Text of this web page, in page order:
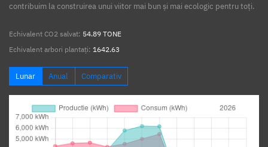
contribuim la construirea unui viitor mai bun și mai ecologic pentru toți.
Echivalent CO2 salvat: 54.89 TONE
Echivalent arbori plantați: 1642.63
Lunar Anual Comparativ